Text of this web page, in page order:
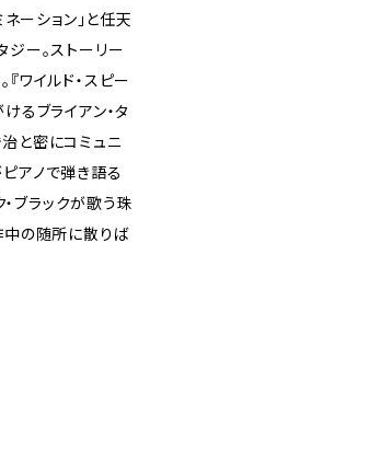
ーション」と任天
ー。ストーリー
ワイルド・スピー
るブライアン・タ
と密にコミュニ
アノで弾き語る
ブラックが歌う珠
中の随所に散りば